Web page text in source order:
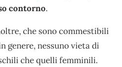
contorno.
che sono commestibili
genere, nessuno vieta di
che quelli femminili.